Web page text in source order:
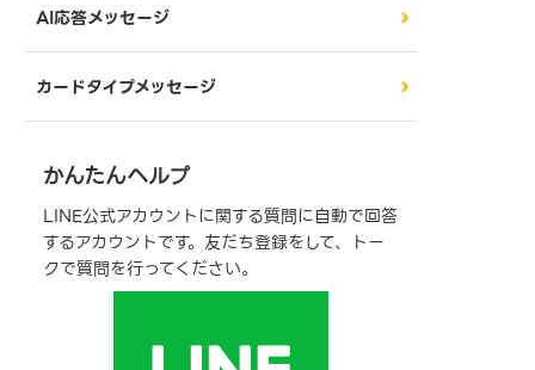
AI応答メッセージ
カードタイプメッセージ
かんたんヘルプ
LINE公式アカウントに関する質問に自動で回答
するアカウントです。友だち登録をして、トー
クで質問を行ってください。